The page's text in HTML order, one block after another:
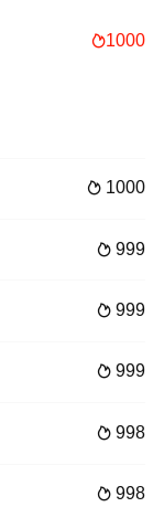
1000
 1000
 999
 999
 999
 998
 998